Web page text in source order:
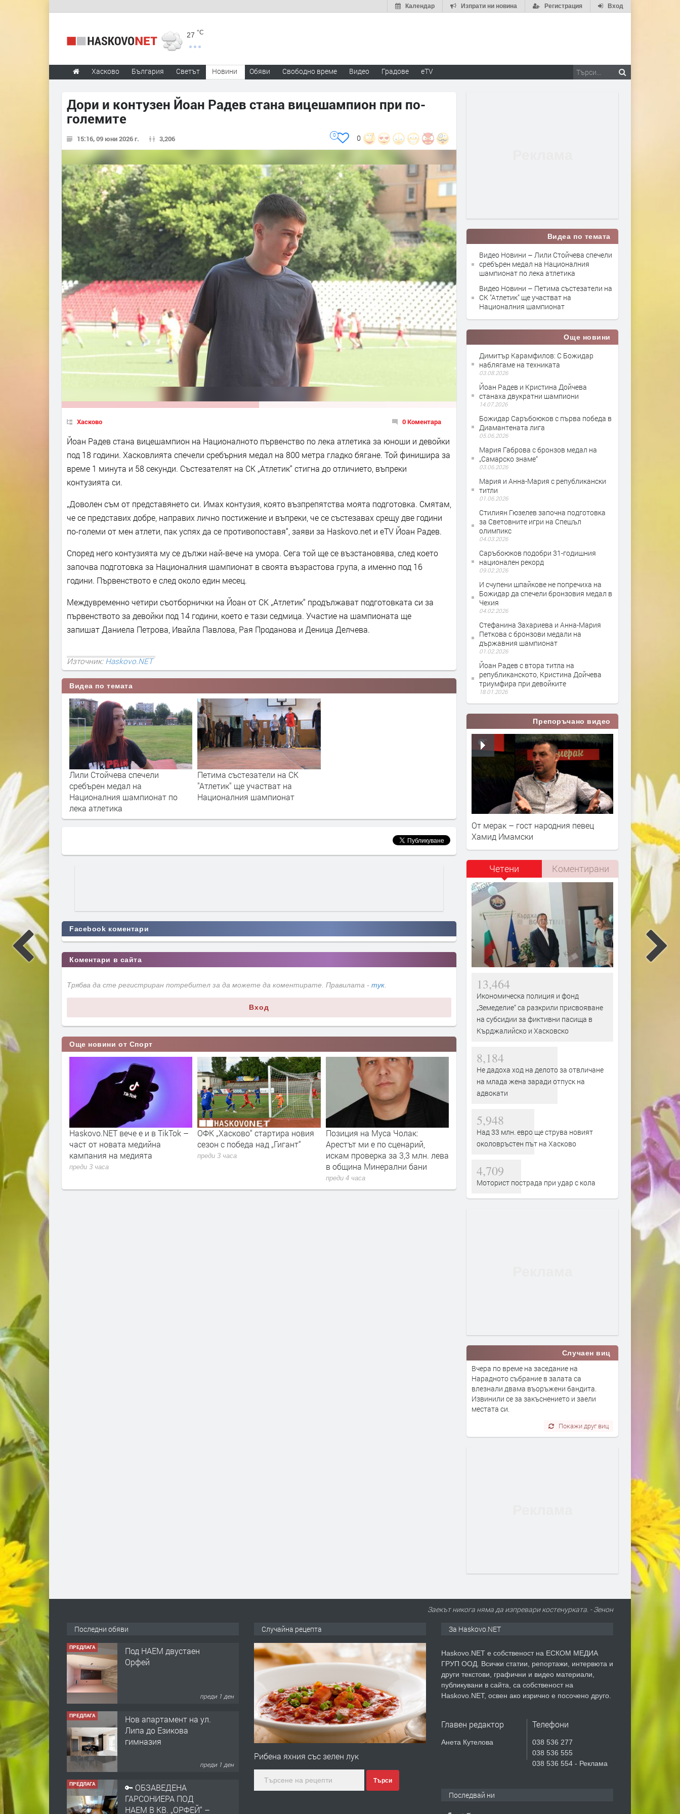
Вход
Регистрация
Изпрати ни новина
Календар
27 °C
Хасково България Светът Новини Обяви Свободно време Видео Градове eTV
Дори и контузен Йоан Радев стана вицешампион при по-
големите
15:16, 09 юни 2026 г. 3,206 0
0
Хасково 0 Коментара
Йоан Радев стана вицешампион на Националното първенство по лека атлетика за юноши и девойки
под 18 години. Хасковлията спечели сребърния медал на 800 метра гладко бягане. Той финишира за
време 1 минута и 58 секунди. Състезателят на СК „Атлетик“ стигна до отличието, въпреки
контузията си.
„Доволен съм от представянето си. Имах контузия, която възпрепятства моята подготовка. Смятам,
че се представих добре, направих лично постижение и въпреки, че се състезавах срещу две години
по-големи от мен атлети, пак успях да се противопоставя“, заяви за Haskovo.net и eTV Йоан Радев.
Според него контузията му се дължи най-вече на умора. Сега той ще се възстановява, след което
започва подготовка за Националния шампионат в своята възрастова група, а именно под 16
години. Първенството е след около един месец.
Междувременно четири съотборнички на Йоан от СК „Атлетик“ продължават подготовката си за
първенството за девойки под 14 години, което е тази седмица. Участие на шампионата ще
запишат Даниела Петрова, Ивайла Павлова, Рая Проданова и Деница Делчева.
Източник:Haskovo.NET
Видеа по темата
Лили Стойчева спечели
сребърен медал на
Националния шампионат по
лека атлетика
Петима състезатели на СК
"Атлетик" ще участват на
Националния шампионат
Facebook коментари
Коментари в сайта
Трябва да сте регистриран потребител за да можете да коментирате. Правилата - тук.
Вход
Още новини от Спорт
риск от
Хасково от 7
Haskovo.NET вече е и в TikTok –
част от новата медийна
кампания на медията
преди 3 часа
ОФК „Хасково“ стартира новия
сезон с победа над „Гигант“
преди 3 часа
Позиция на Муса Чолак:
Арестът ми е по сценарий,
искам проверка за 3,3 млн. лева
в община Минерални бани
преди 4 часа
РИОСВ – Хасково наложи
санкции за 14 420 евро през
преди 5 часа
Части от „Младежки
„Хисаря“, „Тракийски“ и
„Македонски“ са без вода
заради авария
Видеа по темата
Видео Новини – Лили Стойчева спечели
сребърен медал на Националния
шампионат по лека атлетика
Видео Новини – Петима състезатели на
СК "Атлетик" ще участват на
Националния шампионат
Още новини
Димитър Карамфилов: С Божидар
наблягаме на техниката
03.08.2026
Йоан Радев и Кристина Дойчева
станаха двукратни шампиони
14.07.2026
Божидар Саръбоюков с първа победа в
Диамантената лига
05.06.2026
Мария Габрова с бронзов медал на
„Самарско знаме“
03.06.2026
Мария и Анна-Мария с републикански
титли
01.06.2026
Стилиян Гюзелев започна подготовка
за Световните игри на Спешъл
олимпикс
04.03.2026
Саръбоюков подобри 31-годишния
национален рекорд
09.02.2026
И счупени шпайкове не попречиха на
Божидар да спечели бронзовия медал в
Чехия
04.02.2026
Стефанина Захариева и Анна-Мария
Петкова с бронзови медали на
държавния шампионат
01.02.2026
Йоан Радев с втора титла на
републиканското, Кристина Дойчева
триумфира при девойките
18.01.2026
Препоръчано видео
От мерак – гост народния певец
Хамид Имамски
Четени Коментирани
13,464
Икономическа полиция и фонд
„Земеделие“ са разкрили присвояване
на субсидии за фиктивни пасища в
Кърджалийско и Хасковско
8,184
Не дадоха ход на делото за отвличане
на млада жена заради отпуск на
адвокати
5,948
Над 33 млн. евро ще струва новият
околовръстен път на Хасково
4,709
Моторист пострада при удар с кола
Случаен виц
Вчера по време на заседание на
Нарадното събрание в залата са
влезнали двама въоръжени бандита.
Извинили се за закъснението и заели
местата си.
Покажи друг виц
Заекът никога няма да изпревари костенурката. - Зенон
Последни обяви
ПРЕДЛАГА
Под НАЕМ двустаен
Орфей
преди 1 ден
ПРЕДЛАГА
Нов апартамент на ул.
Липа до Езикова
гимназия
преди 1 ден
ПРЕДЛАГА
🔑 ОБЗАВЕДЕНА
ГАРСОНИЕРА ПОД
НАЕМ В КВ. „ОРФЕЙ“ –
Случайна рецепта
Рибена яхния със зелен лук
Търси
За Haskovo.NET
Haskovo.NET е собственост на ЕСКОМ МЕДИА
ГРУП ООД. Всички статии, репортажи, интервюта и
други текстови, графични и видео материали,
публикувани в сайта, са собственост на
Haskovo.NET, освен ако изрично е посочено друго.
Главен редактор
Анета Кутелова
Телефони
038 536 277
038 536 555
038 536 554 - Реклама
Последвай ни